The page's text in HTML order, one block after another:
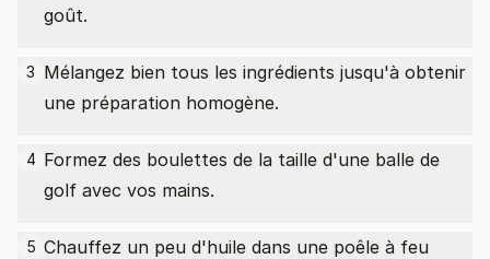
goût.
3 Mélangez bien tous les ingrédients jusqu'à obtenir
une préparation homogène.
4 Formez des boulettes de la taille d'une balle de
golf avec vos mains.
5 Chauffez un peu d'huile dans une poêle à feu